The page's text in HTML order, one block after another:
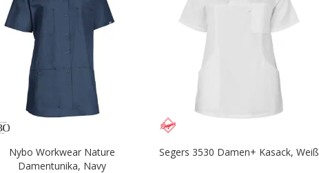
Nybo Workwear Nature
Damentunika, Navy
Segers 3530 Damen+ Kasack, Weiß